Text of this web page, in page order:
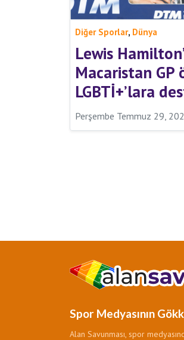
Diğer Sporlar, Dünya
Lewis
Macaristan GP
LGBTİ+’lara
Perşembe Temmuz 29,
Spor Medyasının
Alan Savunması, spor